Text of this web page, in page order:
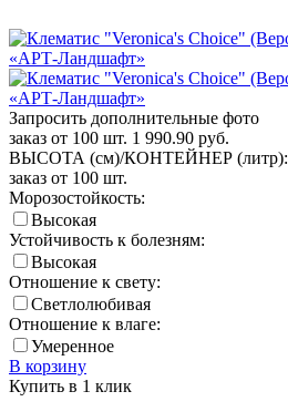
Запросить дополнительные фото
заказ от 100 шт. 1 990.90 руб.
ВЫСОТА (см)/КОНТЕЙНЕР (литр):
заказ от 100 шт.
Морозостойкость:
Высокая
Устойчивость к болезням:
Высокая
Отношение к свету:
Светлолюбивая
Отношение к влаге:
Умеренное
В корзину
Купить в 1 клик